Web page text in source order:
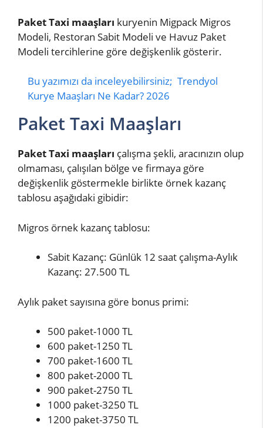
Paket Taxi maaşları kuryenin Migpack Migros
Modeli, Restoran Sabit Modeli ve Havuz Paket
Modeli tercihlerine göre değişkenlik gösterir.
Bu yazımızı da inceleyebilirsiniz; Trendyol
Kurye Maaşları Ne Kadar? 2026
Paket Taxi Maaşları
Paket Taxi maaşları çalışma şekli, aracınızın olup
olmaması, çalışılan bölge ve firmaya göre
değişkenlik göstermekle birlikte örnek kazanç
tablosu aşağıdaki gibidir:
Migros örnek kazanç tablosu:
Sabit Kazanç: Günlük 12 saat çalışma-Aylık
Kazanç: 27.500 TL
Aylık paket sayısına göre bonus primi:
500 paket-1000 TL
600 paket-1250 TL
700 paket-1600 TL
800 paket-2000 TL
900 paket-2750 TL
1000 paket-3250 TL
1200 paket-3750 TL